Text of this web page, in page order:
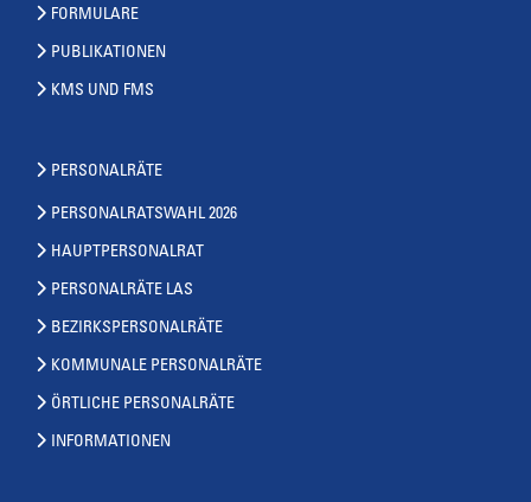
FORMULARE
PUBLIKATIONEN
KMS UND FMS
PERSONALRÄTE
PERSONALRATSWAHL 2026
HAUPTPERSONALRAT
PERSONALRÄTE LAS
BEZIRKSPERSONALRÄTE
KOMMUNALE PERSONALRÄTE
ÖRTLICHE PERSONALRÄTE
INFORMATIONEN